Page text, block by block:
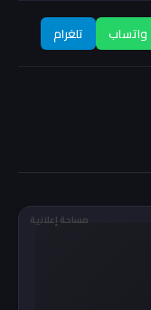
واتساب تلغرام
مساحة إعلانية